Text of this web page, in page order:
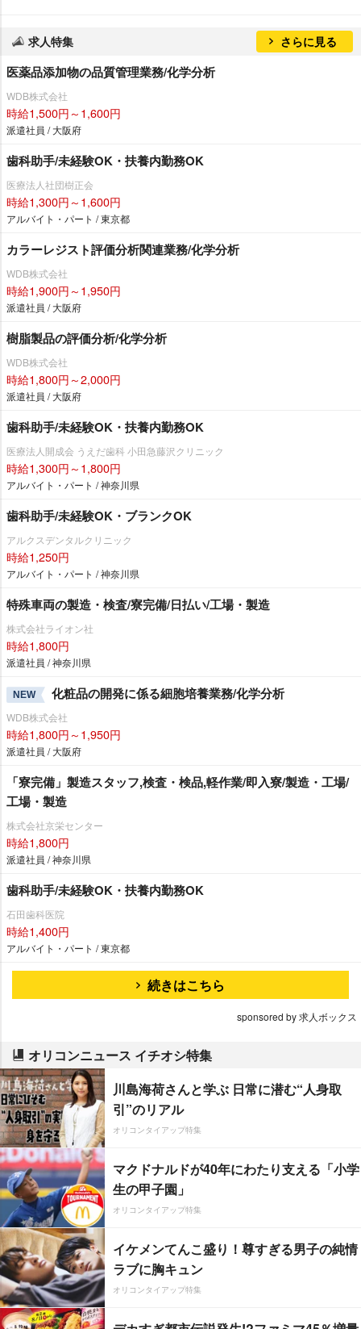
求人特集 さらに見る
医薬品添加物の品質管理業務/化学分析
WDB株式会社
時給1,500円～1,600円
派遣社員 / 大阪府
歯科助手/未経験OK・扶養内勤務OK
医療法人社団樹正会
時給1,300円～1,600円
アルバイト・パート / 東京都
カラーレジスト評価分析関連業務/化学分析
WDB株式会社
時給1,900円～1,950円
派遣社員 / 大阪府
樹脂製品の評価分析/化学分析
WDB株式会社
時給1,800円～2,000円
派遣社員 / 大阪府
歯科助手/未経験OK・扶養内勤務OK
医療法人開成会 うえだ歯科 小田急藤沢クリニック
時給1,300円～1,800円
アルバイト・パート / 神奈川県
歯科助手/未経験OK・ブランクOK
アルクスデンタルクリニック
時給1,250円
アルバイト・パート / 神奈川県
特殊車両の製造・検査/寮完備/日払い/工場・製造
株式会社ライオン社
時給1,800円
派遣社員 / 神奈川県
NEW 化粧品の開発に係る細胞培養業務/化学分析
WDB株式会社
時給1,800円～1,950円
派遣社員 / 大阪府
「寮完備」製造スタッフ,検査・検品,軽作業/即入寮/製造・工場/
工場・製造
株式会社京栄センター
時給1,800円
派遣社員 / 神奈川県
歯科助手/未経験OK・扶養内勤務OK
石田歯科医院
時給1,400円
アルバイト・パート / 東京都
続きはこちら
sponsored by 求人ボックス
オリコンニュース イチオシ特集
川島海荷さんと学ぶ 日常に潜む“人身取
引”のリアル
オリコンタイアップ特集
マクドナルドが40年にわたり支える「小学
生の甲子園」
オリコンタイアップ特集
イケメンてんこ盛り！尊すぎる男子の純情
ラブに胸キュン
オリコンタイアップ特集